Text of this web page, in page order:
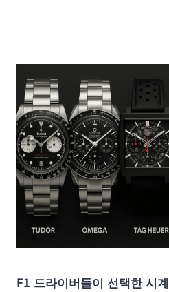
F1 드라이버들이 선택한 시